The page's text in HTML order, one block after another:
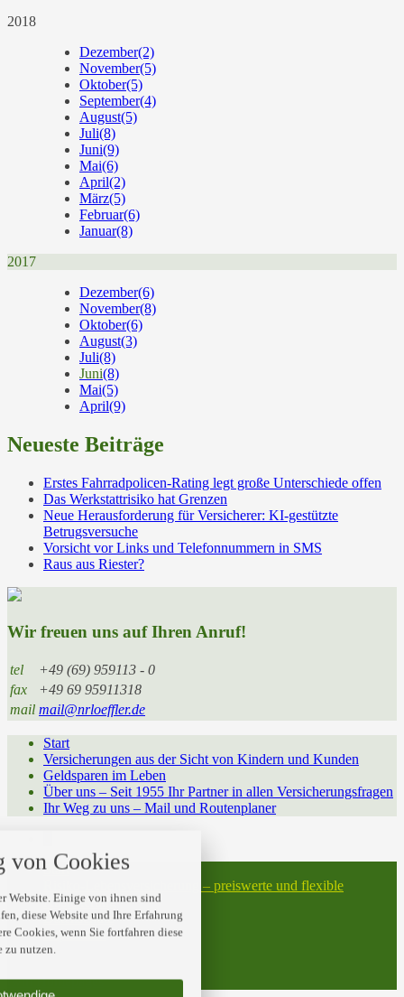
2018
Dezember(2)
November(5)
Oktober(5)
September(4)
August(5)
Juli(8)
Juni(9)
Mai(6)
April(2)
März(5)
Februar(6)
Januar(8)
2017
Dezember(6)
November(8)
Oktober(6)
August(3)
Juli(8)
Juni(8)
Mai(5)
April(9)
Neueste Beiträge
Erstes Fahrradpolicen-Rating legt große Unterschiede offen
Das Werkstattrisiko hat Grenzen
Neue Herausforderung für Versicherer: KI-gestützte
Betrugsversuche
Vorsicht vor Links und Telefonnummern in SMS
Raus aus Riester?
Wir freuen uns auf Ihren Anruf!
tel
+49 (69) 959113 - 0
fax
+49 69 95911318
mail mail@nrloeffler.de
Start
Versicherungen aus der Sicht von Kindern und Kunden
Geldsparen im Leben
Über uns – Seit 1955 Ihr Partner in allen Versicherungsfragen
Ihr Weg zu uns – Mail und Routenplaner
Start
Risiko-Lebensversicherung – preiswerte und flexible
Absicherung
Datenschutz
Impressum
twin Homepages
von Cookies
Website. Einige von ihnen sind
diese Website und Ihre Erfahrung
Cookies, wenn Sie fortfahren diese
zu nutzen.
alle verwendeten Cookies und
Kategorien zu akzeptieren
Notwendig
Performance